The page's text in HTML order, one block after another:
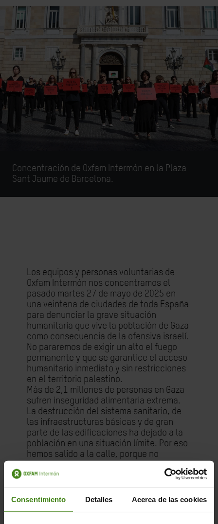
Consentimiento Detalles Acerca de las cookies
Concentración de Oxfam Intermón en la Plaza
Sant Jaume de Barcelona.
Los equipos y personas voluntarias de
Oxfam Intermón nos concentramos el
pasado martes 27 de mayo de 2025 en
una veintena de ciudades de toda España
para denunciar la grave situación
humanitaria que vive la población de Gaza
como consecuencia de la ofensiva israelí.
No pararemos de exigir un alto el fuego
permanente y que se garantice el acceso
humanitario inmediato y sin restricciones
en el territorio palestino.
Más de 2,1 millones de personas en Gaza
sufren inseguridad alimentaria extrema.
La destrucción del sistema sanitario, de
las infraestructuras básicas y de gran
parte de las edificaciones ha dejado a la
población en una situación límite. Por eso
hemos salido a la calle, porque no
voz de la población palestina llegue más
lejos.